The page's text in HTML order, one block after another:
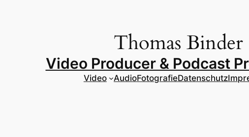
Thomas Binder
Video Producer & Podcast
Video AudioFotografieDatenschutz